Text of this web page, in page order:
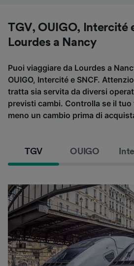
TGV, OUIGO, Intercité
Lourdes a Nancy
Puoi viaggiare da Lourdes a
OUIGO, Intercité e SNCF.
tratta sia servita da diversi
previsti cambi. Controlla se il
meno un cambio prima di
TGV OUIGO